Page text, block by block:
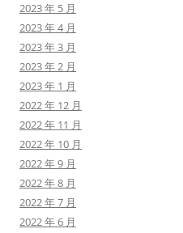
2023 年 5 月
2023 年 4 月
2023 年 3 月
2023 年 2 月
2023 年 1 月
2022 年 12 月
2022 年 11 月
2022 年 10 月
2022 年 9 月
2022 年 8 月
2022 年 7 月
2022 年 6 月